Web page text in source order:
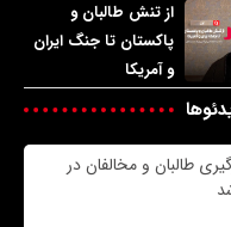
از تنش طالبان و
پاکستان تا جنگ ایران
و آمریکا
طالبان و مخالفان در